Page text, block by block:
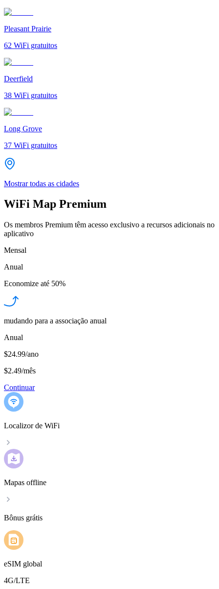
Pleasant Prairie
62 WiFi gratuitos
Deerfield
38 WiFi gratuitos
Long Grove
37 WiFi gratuitos
Mostrar todas as cidades
WiFi Map Premium
Os membros Premium têm acesso exclusivo a recursos adicionais no
aplicativo
Mensal
Anual
Economize até 50%
mudando para a associação anual
Anual
$24.99/ano
$2.49/mês
Continuar
Localizor de WiFi
Mapas offline
Bônus grátis
eSIM global
4G/LTE